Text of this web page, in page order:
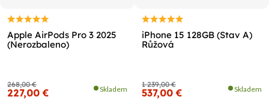
Apple AirPods Pro 3 2025
(Nerozbaleno)
268,00 €
227,00 € Skladem
iPhone 15 128GB (Stav A)
Růžová
1 239,00 €
537,00 € Skladem